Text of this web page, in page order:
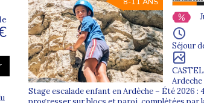
le mieux à l’âge, au niveau et aux envies de
camps de vacances proposés ci-dessous.
Séjour
Stage escalade enfant en Ardèche – Été 2026